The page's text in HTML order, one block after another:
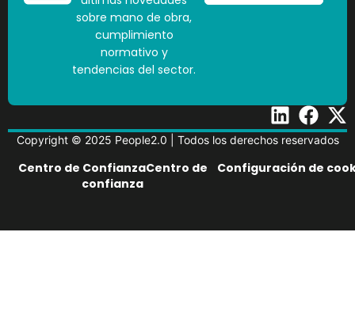
sobre mano de obra,
cumplimiento
normativo y
tendencias del sector.
Copyright © 2025 People2.0 | Todos los derechos reservados
Centro de ConfianzaCentro de
confianza
Configuración de